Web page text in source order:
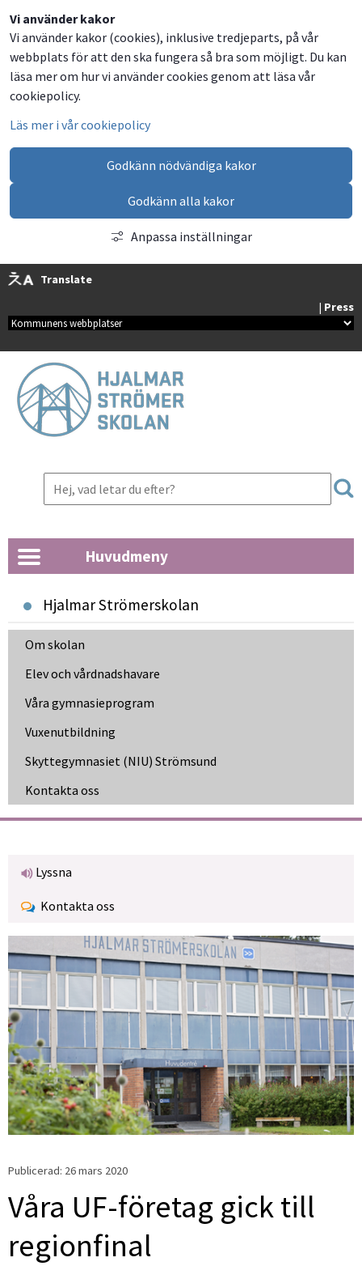
Vi använder kakor
Vi använder kakor (cookies), inklusive tredjeparts, på vår
webbplats för att den ska fungera så bra som möjligt. Du kan
läsa mer om hur vi använder cookies genom att läsa vår
cookiepolicy.
Läs mer i vår cookiepolicy
Godkänn nödvändiga kakor
Godkänn alla kakor
Anpassa inställningar
Translate
| Press
Kommunala webbplatser
Huvudmeny
Hjalmar Strömerskolan
Om skolan
Elev och vårdnads­havare
Våra gymnasie­program
Vuxen­utbildning
Skytte­gymnasiet (NIU) Strömsund
Kontakta oss
Lyssna
Kontakta oss
Publicerad: 26 mars 2020
Våra UF-företag gick till
regionfinal
Dela
på
Facebook
Dela
på
Twitter
Dela
på
LinkedIn
Dela
via
email